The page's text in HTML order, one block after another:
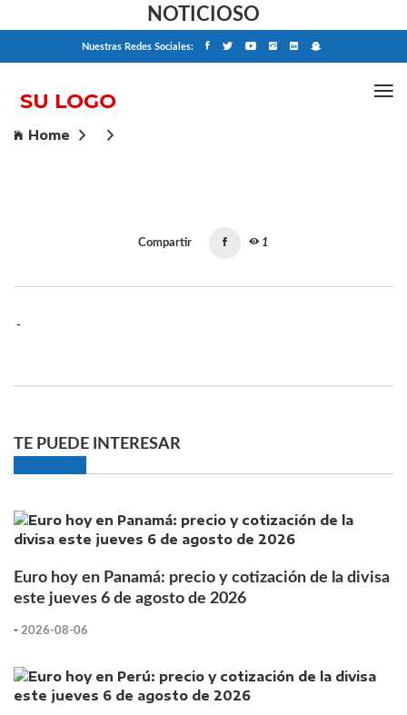
NOTICIOSO
Nuestras Redes Sociales:
Home
Compartir 1
-
TE PUEDE INTERESAR
Euro hoy en Panamá: precio y cotización de la divisa
este jueves 6 de agosto de 2026
- 2026-08-06